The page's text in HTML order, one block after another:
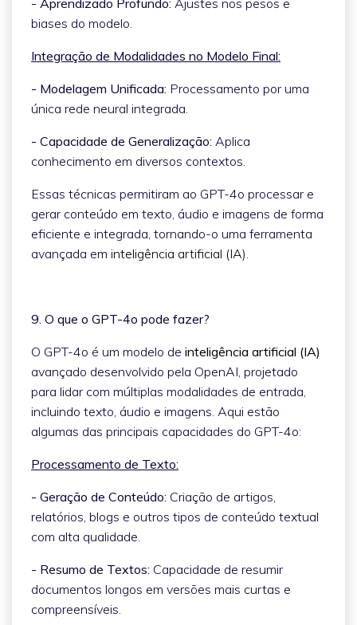
biases do modelo.
Integração de Modalidades no Modelo Final:
- Modelagem Unificada: Processamento por uma
única rede neural integrada.
- Capacidade de Generalização: Aplica
conhecimento em diversos contextos.
Essas técnicas permitiram ao GPT-4o processar e
gerar conteúdo em texto, áudio e imagens de forma
eficiente e integrada, tornando-o uma ferramenta
avançada em inteligência artificial (IA)
9. O que o GPT-4o pode fazer?
O GPT-4o é um modelo de inteligência artificial (IA)
avançado desenvolvido pela OpenAI, projetado
para lidar com múltiplas modalidades de entrada,
incluindo texto, áudio e imagens. Aqui estão
algumas das principais capacidades do GPT-4o:
Processamento de Texto:
- Geração de Conteúdo: Criação de artigos,
relatórios, blogs e outros tipos de conteúdo textual
com alta qualidade.
- Resumo de Textos: Capacidade de resumir
documentos longos em versões mais curtas e
compreensíveis.